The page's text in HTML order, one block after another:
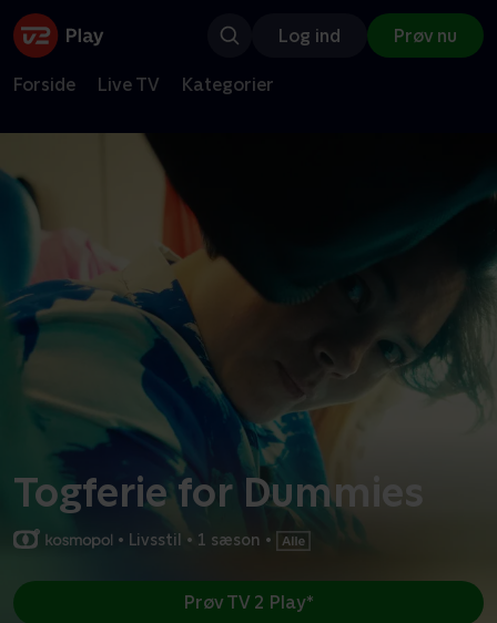
Log ind Prøv nu
Forside Live TV Kategorier
Togferie for Dummies
• Livsstil • 1 sæson •
Prøv TV 2 Play*